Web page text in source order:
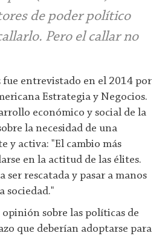
de poder político
Pero el callar no
entrevistado en el 2014 por
Estrategia y Negocios.
económico y social de la
la necesidad de una
y activa: "El cambio más
en la actitud de las élites.
ser rescatada y pasar a manos
sociedad."
sobre las políticas de
que deberían adoptarse para